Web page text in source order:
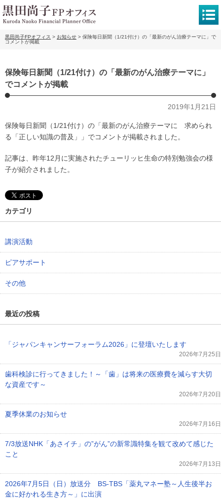
黒田尚子FPオフィス > お知らせ > 保険毎日新聞（1/21付け）の「最新のがん治療テーマに」で
コメントが掲載
保険毎日新聞（1/21付け）の「最新のがん治療テーマに」
でコメントが掲載
2019年1月21日
保険毎日新聞（1/21付け）の「最新のがん治療テーマに 求められ
る「正しい知識の普及」」でコメントが掲載されました。
記事は、昨年12月に実施されたチューリッヒ生命の特別勉強会の様
子が紹介されました。
カテゴリ
講演活動
ピアサポート
その他
最近の投稿
「ジャパンキャンサーフォーラム2026」に登壇いたします
2026年7月25日
歯科検診に行ってきました！～「歯」は将来の医療費を減らす大切
な資産です～
2026年7月20日
夏季休業のお知らせ
2026年7月16日
7/3放送NHK「あさイチ」の”がん”の新常識特集を観て改めて感じた
こと
2026年7月13日
2026年7月5日（日）放送分 BS-TBS「薬丸マネー塾～人生後半お
金に好かれる生き方～」に出演